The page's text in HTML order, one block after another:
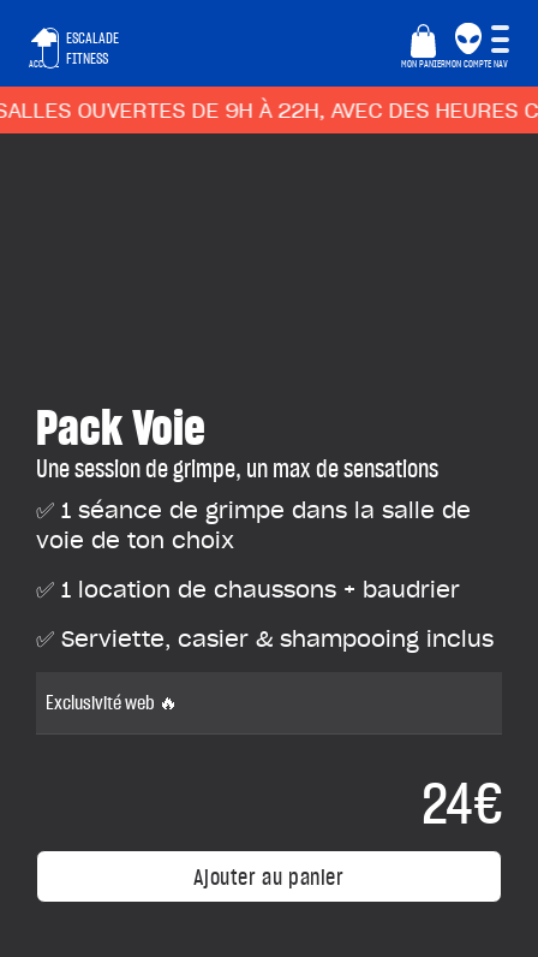
ACCUEIL
ESCALADE
FITNESS
MON PANIERMON COMPTE NAV
OUVERTES DE 9H À 22H, AVEC DES HEURES
Pack Voie
Une session de grimpe, un max de sensations
✅ 1 séance de grimpe dans la salle de
voie de ton choix
✅ 1 location de chaussons + baudrier
✅ Serviette, casier & shampooing inclus
Exclusivité web 🔥
24€
Ajouter au panier